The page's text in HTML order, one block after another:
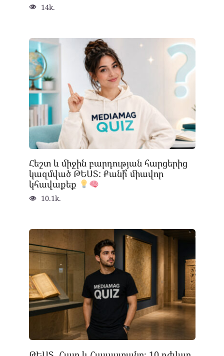
14k.
Հեշտ և միջին բարդության հարցերից
կազմված ԹԵՍՏ: Քանի՞ միավոր
կհավաքեք
10.1k.